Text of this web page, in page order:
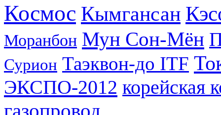
Космос Кымгансан
Моранбон Мун Сон-Мён
Сурион Таэквон-до ITF
ЭКСПО-2012 корейская